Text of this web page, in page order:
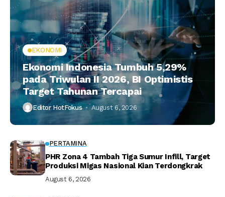
EKONOMI
Ekonomi Indonesia Tumbuh 5,29%
pada Triwulan II 2026, BI Optimistis
Target Tahunan Tercapai
Editor HotFokus August 6, 2026
PERTAMINA
PHR Zona 4 Tambah Tiga Sumur Infill, Target
Produksi Migas Nasional Kian Terdongkrak
August 6, 2026